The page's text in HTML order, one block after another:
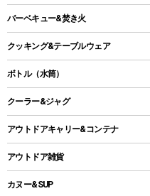
タープ
スクエアタープ（レクタタープ）
メッシュタープ
自立式タープ
パラソル
テントアクセサリー
ペグ
ガスランタン
オイルランタン
LEDライト
ヘッドライト
キャンドル
ガスバーナー
ガス缶
ガストーチ、ライター
バーベキュー&焚き火
バーベキューコンロ、グリル
焚き火台タイプ（ロースタイル）グリル
卓上タイプグリル
パーティータイプグリル
鉄板、アミ
クッキング&テーブルウェア
ダッチオーブン
ホットサンドメーカー
クッカーセット
シェラカップ
ボトル（水筒）
ステンレスボトル
コップ付きタイプ
ワンタッチタイプ
プラスチックボトル
クーラー&ジャグ
クーラーボックス
クーラーバッグ
ウォータージャグ
アウトドアキャリー&コンテナ
アウトドアキャリー
アウトドア雑貨
バックパック&バッグ
カヌー&SUP